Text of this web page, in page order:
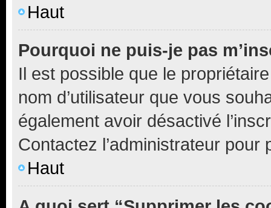
Haut
Pourquoi ne puis-je pas
Il est possible que le
nom d’utilisateur que vous
également avoir désactivé
Contactez l’administrateur
Haut